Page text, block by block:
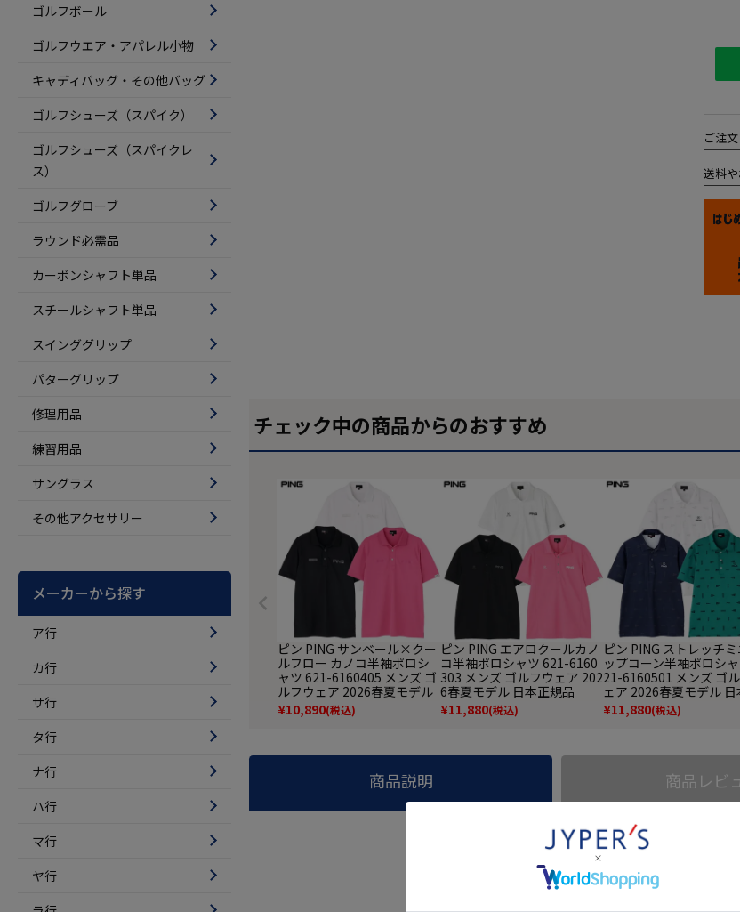
ゴルフボール
ゴルフウエア・アパレル小物
キャディバッグ・その他バッグ
ゴルフシューズ（スパイク）
ゴルフシューズ（スパイクレ
ス）
ゴルフグローブ
ラウンド必需品
カーボンシャフト単品
スチールシャフト単品
スインググリップ
パターグリップ
修理用品
練習用品
サングラス
その他アクセサリー
メーカーから探す
ア行
カ行
サ行
タ行
ナ行
ハ行
マ行
ヤ行
ご注
送料
チェック中の商品からのおすすめ
ピン PING サンベール×クー
ルフロー カノコ半袖ポロシ
ャツ 621-6160405 メンズ ゴ
ルフウェア 2026春夏モデル
日本正規品
¥10,890(税込)
ピン PING エアロクールカノ
コ半袖ポロシャツ 621-6160
303 メンズ ゴルフウェア 202
6春夏モデル 日本正規品
¥11,880(税込)
ピン PING ストレッチ
ップコーン半袖ポロシ
21-6160501 メンズ ゴ
ェア 2026春夏モデル 日
規品
¥11,880(税込)
商品説明 商品レビ